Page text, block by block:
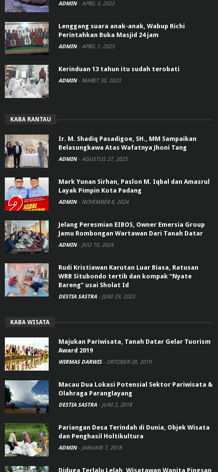
ADMIN - APRIL 3, 2023
Lenggang suara anak-anak, Wabup Richi
Perintahkan Buka Masjid 24 jam
ADMIN - APRIL 1, 2023
Kerinduan 13 tahun itu sudah terobati
ADMIN - MARET 30, 2023
KABA RANTAU
Ir. M. Shadiq Pasadigoe, SH., MM Sampaikan
Belasungkawa Atas Wafatnya Jhoni Tang
ADMIN - AGUSTUS 27, 2025
Mark Yunan Sirhan, Paslon M. Iqbal dan Amasrul
Layak Pimpin Kota Padang
ADMIN - NOVEMBER 8, 2024
Jelang Peresmian EIBOS, Owner Emersia Group
Jamu Rombongan Wartawan Dari Tanah Datar
ADMIN - JULI 10, 2024
Rudi Kristiawan Karutan Luar Biasa, Ratusan
WRB Situbondo tertib dan kompak “Nyate
Bareng” usai Sholat Id
DESTIA SASTRA - JUNI 29, 2023
KABA WISATA
Majukan Pariwisata, Tanah Datar Gelar Tuorism
Award 2019
WIRMAS DARWIS - OKTOBER 28, 2019
Macau Dua Lokasi Potensial Sektor Pariwisata &
Olahraga Paranglayang
DESTIA SASTRA - JUNI 2, 2018
Pariangan Desa Terindah di Dunia, Objek Wisata
dan Penghasil Holtikultura
ADMIN - JANUARI 7, 2018
Diduga Terlalu Lelah, Wisatawan Wanita Pingsan